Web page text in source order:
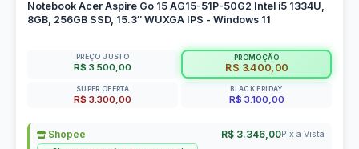
Notebook Acer Aspire Go 15 AG15-51P-50G2 Intel i5 1334U,
8GB, 256GB SSD, 15.3″ WUXGA IPS - Windows 11
PREÇO JUSTO
R$ 3.500,00
PROMOÇÃO
R$ 3.400,00
SUPER OFERTA
R$ 3.300,00
BLACK FRIDAY
R$ 3.100,00
Shopee R$ 3.346,00Pix a Vista